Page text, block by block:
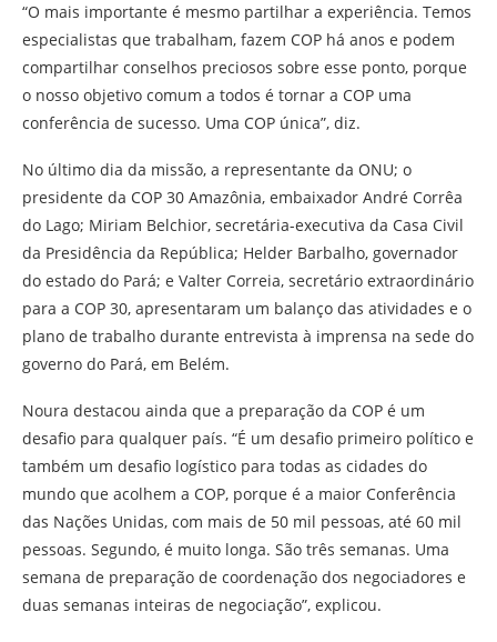
“O mais importante é mesmo partilhar a experiência. Temos
especialistas que trabalham, fazem COP há anos e podem
compartilhar conselhos preciosos sobre esse ponto, porque
o nosso objetivo comum a todos é tornar a COP uma
conferência de sucesso. Uma COP única”, diz.
No último dia da missão, a representante da ONU; o
presidente da COP 30 Amazônia, embaixador André Corrêa
do Lago; Miriam Belchior, secretária-executiva da Casa Civil
da Presidência da República; Helder Barbalho, governador
do estado do Pará; e Valter Correia, secretário extraordinário
para a COP 30, apresentaram um balanço das atividades e o
plano de trabalho durante entrevista à imprensa na sede do
governo do Pará, em Belém.
Noura destacou ainda que a preparação da COP é um
desafio para qualquer país. “É um desafio primeiro político e
também um desafio logístico para todas as cidades do
mundo que acolhem a COP, porque é a maior Conferência
das Nações Unidas, com mais de 50 mil pessoas, até 60 mil
pessoas. Segundo, é muito longa. São três semanas. Uma
semana de preparação de coordenação dos negociadores e
duas semanas inteiras de negociação”, explicou.